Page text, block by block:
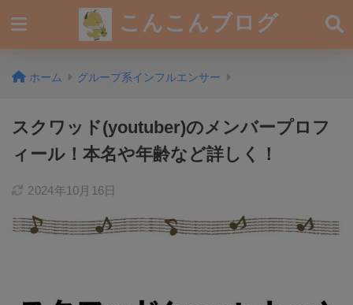
こんこんブログ
ホーム グループ系インフルエンサー
スクワッド(youtuber)のメンバープロフ
ィール！本名や年齢など詳しく！
2024年10月16日